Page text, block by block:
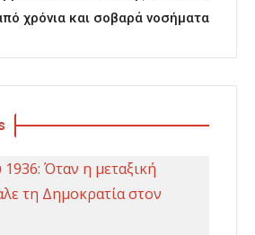
χρόνια και σοβαρά νοσήματα